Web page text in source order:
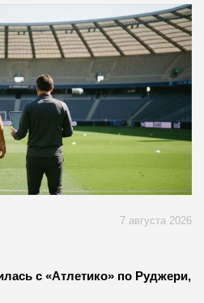
7 августа 2026
с «Атлетико» по Руджери,